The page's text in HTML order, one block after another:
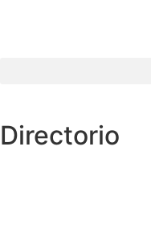
Directorio